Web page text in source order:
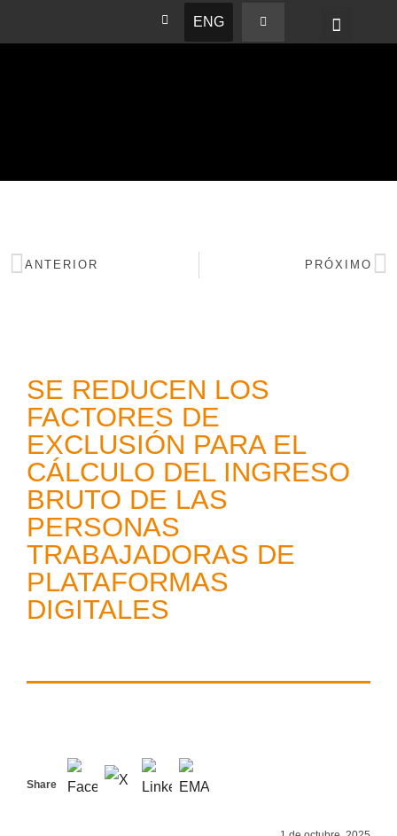
ENG
ANTERIOR PRÓXIMO
SE REDUCEN LOS
FACTORES DE
EXCLUSIÓN PARA EL
CÁLCULO DEL INGRESO
BRUTO DE LAS
PERSONAS
TRABAJADORAS DE
PLATAFORMAS
DIGITALES
Share